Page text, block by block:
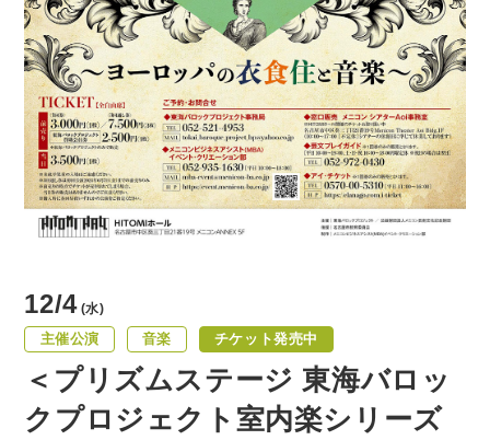
アクセス
サポートが必要な方へ
サイトポリシー
12/4 (水)
主催公演 音楽 チケット発売中
＜プリズムステージ 東海バロッ
クプロジェクト室内楽シリーズ